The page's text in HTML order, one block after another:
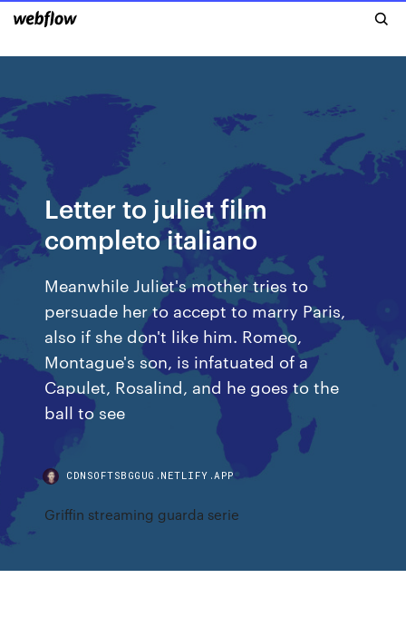
Letter to juliet film
completo italiano
Meanwhile Juliet's mother tries to
persuade her to accept to marry Paris,
also if she don't like him. Romeo,
Montague's son, is infatuated of a
Capulet, Rosalind, and he goes to the
ball to see
CDNSOFTSBGGUG.NETLIFY.APP
Griffin streaming guarda serie